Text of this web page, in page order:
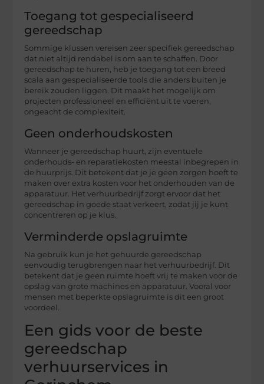
Toegang tot gespecialiseerd
gereedschap
Sommige klussen vereisen zeer specifiek gereedschap
dat niet altijd rendabel is om aan te schaffen. Door
gereedschap te huren, heb je toegang tot een breed
scala aan gespecialiseerde tools die anders buiten je
bereik zouden liggen. Dit maakt het mogelijk om
projecten professioneel en efficiënt uit te voeren,
ongeacht de complexiteit.
Geen onderhoudskosten
Wanneer je gereedschap huurt, zijn eventuele
onderhouds- en reparatiekosten meestal inbegrepen in
de huurprijs. Dit betekent dat je je geen zorgen hoeft te
maken over extra kosten voor het onderhouden van de
apparatuur. Het verhuurbedrijf zorgt ervoor dat het
gereedschap in goede staat verkeert, zodat jij je kunt
concentreren op je klus.
Verminderde opslagruimte
Na gebruik kun je het gehuurde gereedschap
eenvoudig terugbrengen naar het verhuurbedrijf. Dit
betekent dat je geen ruimte hoeft vrij te maken voor de
opslag van grote machines en apparatuur. Vooral voor
mensen met beperkte opslagruimte is dit een groot
voordeel.
Een gids voor de beste
gereedschap
verhuurservices in